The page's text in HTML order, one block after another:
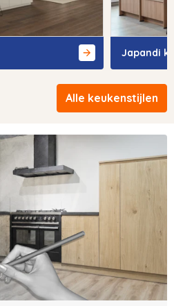
Japandi
Alle keukenstijlen